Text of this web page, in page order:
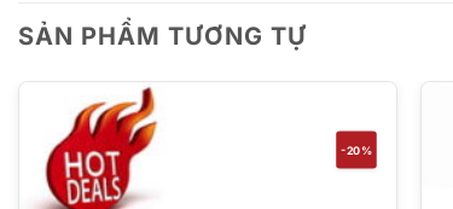
SẢN PHẨM TƯƠNG TỰ
-20%